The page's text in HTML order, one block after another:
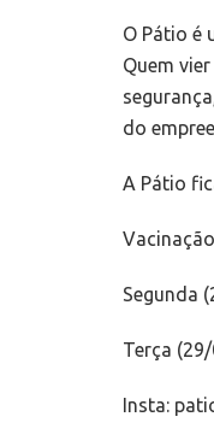
O Pátio é
Quem
do
A Pátio
Segunda
Terça
Insta: